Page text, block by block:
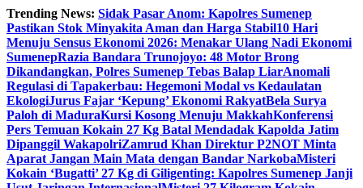
Skip
to
content
Trending News: Sidak Pasar Anom: Kapolres Sumenep
Pastikan Stok Minyakita Aman dan Harga Stabil10 Hari
Menuju Sensus Ekonomi 2026: Menakar Ulang Nadi Ekonomi
SumenepRazia Bandara Trunojoyo: 48 Motor Brong
Dikandangkan, Polres Sumenep Tebas Balap LiarAnomali
Regulasi di Tapakerbau: Hegemoni Modal vs Kedaulatan
EkologiJurus Fajar ‘Kepung’ Ekonomi RakyatBela Surya
Paloh di MaduraKursi Kosong Menuju MakkahKonferensi
Pers Temuan Kokain 27 Kg Batal Mendadak Kapolda Jatim
Dipanggil WakapolriZamrud Khan Direktur P2NOT Minta
Aparat Jangan Main Mata dengan Bandar NarkobaMisteri
Kokain ‘Bugatti’ 27 Kg di Giligenting: Kapolres Sumenep Janji